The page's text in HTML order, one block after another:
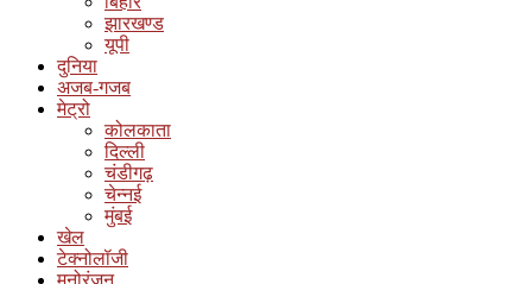
झारखण्ड
यूपी
दुनिया
अजब-गजब
मेट्रो
कोलकाता
दिल्ली
चंडीगढ़
चेन्नई
मुंबई
खेल
टेक्नोलॉजी
मनोरंजन